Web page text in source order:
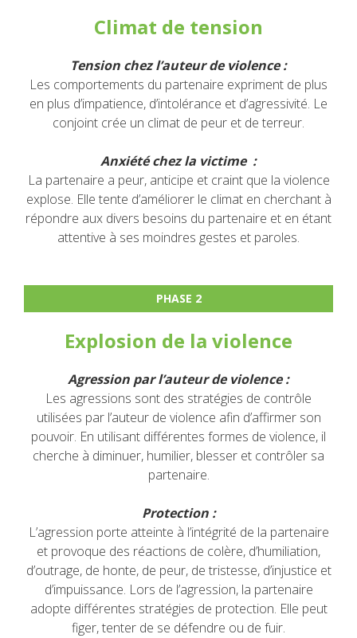
Climat de tension
Tension chez l’auteur de violence :
Les comportements du partenaire expriment de plus
en plus d’impatience, d’intolérance et d’agressivité. Le
conjoint crée un climat de peur et de terreur.
Anxiété chez la victime :
La partenaire a peur, anticipe et craint que la violence
explose. Elle tente d’améliorer le climat en cherchant à
répondre aux divers besoins du partenaire et en étant
attentive à ses moindres gestes et paroles.
PHASE 2
Explosion de la violence
Agression par l’auteur de violence :
Les agressions sont des stratégies de contrôle
utilisées par l’auteur de violence afin d’affirmer son
pouvoir. En utilisant différentes formes de violence, il
cherche à diminuer, humilier, blesser et contrôler sa
partenaire.
Protection :
L’agression porte atteinte à l’intégrité de la partenaire
et provoque des réactions de colère, d’humiliation,
d’outrage, de honte, de peur, de tristesse, d’injustice et
d’impuissance. Lors de l’agression, la partenaire
adopte différentes stratégies de protection. Elle peut
figer, tenter de se défendre ou de fuir.